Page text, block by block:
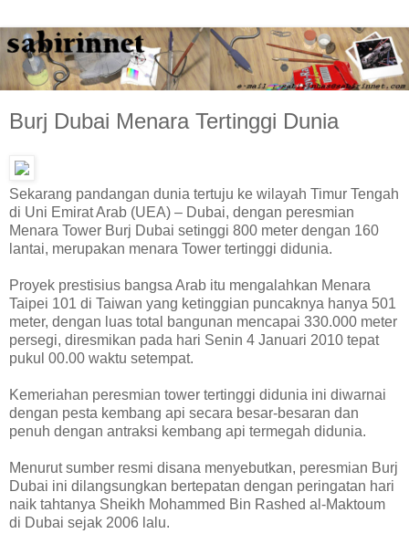
Burj Dubai Menara Tertinggi Dunia
Sekarang pandangan dunia tertuju ke wilayah Timur Tengah
di Uni Emirat Arab (UEA) – Dubai, dengan peresmian
Menara Tower Burj Dubai setinggi 800 meter dengan 160
lantai, merupakan menara Tower tertinggi didunia.
Proyek prestisius bangsa Arab itu mengalahkan Menara
Taipei 101 di Taiwan yang ketinggian puncaknya hanya 501
meter, dengan luas total bangunan mencapai 330.000 meter
persegi, diresmikan pada hari Senin 4 Januari 2010 tepat
pukul 00.00 waktu setempat.
Kemeriahan peresmian tower tertinggi didunia ini diwarnai
dengan pesta kembang api secara besar-besaran dan
penuh dengan antraksi kembang api termegah didunia.
Menurut sumber resmi disana menyebutkan, peresmian Burj
Dubai ini dilangsungkan bertepatan dengan peringatan hari
naik tahtanya Sheikh Mohammed Bin Rashed al-Maktoum
di Dubai sejak 2006 lalu.